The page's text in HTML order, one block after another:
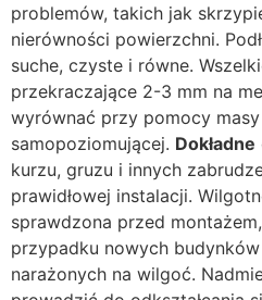
problemów, takich jak
nierówności powierzchni.
suche, czyste i równe.
przekraczające 2-3 mm na
wyrównać przy pomocy masy
samopoziomującej. Dokładne
kurzu, gruzu i innych
prawidłowej instalacji.
sprawdzona przed
przypadku nowych
narażonych na wilgoć.